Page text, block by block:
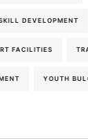
DEVELOPMENT
FACILITIES
YOUTH